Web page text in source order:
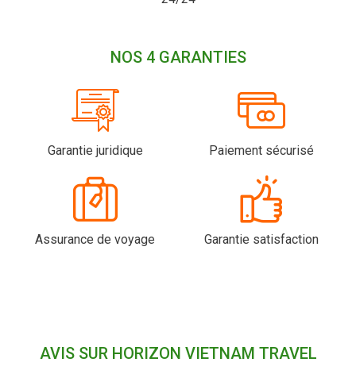
NOS 4 GARANTIES
Garantie juridique Paiement sécurisé
Assurance de voyage Garantie satisfaction
AVIS SUR HORIZON VIETNAM TRAVEL